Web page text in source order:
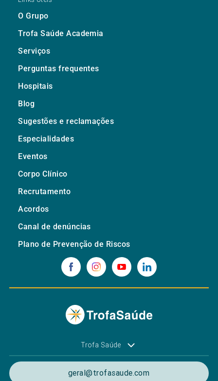
O Grupo
Trofa Saúde Academia
Serviços
Perguntas frequentes
Hospitais
Blog
Sugestões e reclamações
Especialidades
Eventos
Corpo Clínico
Recrutamento
Acordos
Canal de denúncias
Plano de Prevenção de Riscos
Trofa Saúde
geral@trofasaude.com